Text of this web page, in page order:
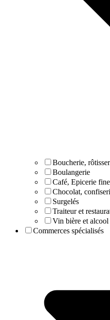
Boucherie,
Boulangerie
Café, Epicerie
Chocolat,
Surgelés
Traiteur et
Vin bière et alcool
Commerces spécialisés